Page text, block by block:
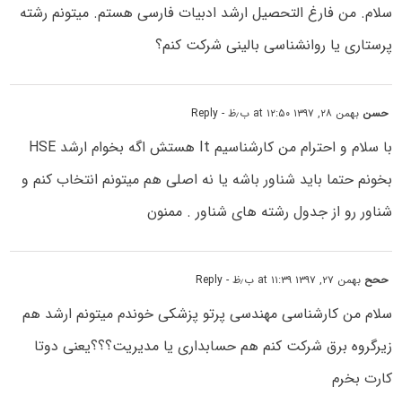
سلام. من فارغ التحصیل ارشد ادبیات فارسی هستم. میتونم رشته
پرستاری یا روانشناسی بالینی شرکت کنم؟
حسن بهمن ۲۸, ۱۳۹۷ at ۱۲:۵۰ ب٫ظ - Reply
با سلام و احترام من کارشناسیم It هستش اگه بخوام ارشد HSE
بخونم حتما باید شناور باشه یا نه اصلی هم میتونم انتخاب کنم و
شناور رو از جدول رشته های شناور . ممنون
ححح بهمن ۲۷, ۱۳۹۷ at ۱۱:۳۹ ب٫ظ - Reply
سلام من کارشناسی مهندسی پرتو پزشکی خوندم میتونم ارشد هم
زیرگروه برق شرکت کنم هم حسابداری یا مدیریت؟؟؟یعنی دوتا
کارت بخرم